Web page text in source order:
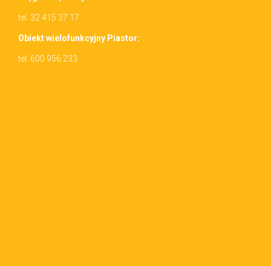
tel. 32 415 37 17
Obiekt wielo­funkcyjny Piastor:
tel. 600 956 233